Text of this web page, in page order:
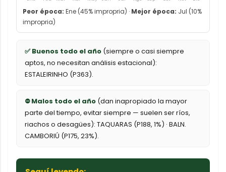
Peor época: Ene (45% impropria) · Mejor época: Jul (10%
impropria)
✅ Buenos todo el año (siempre o casi siempre
aptos, no necesitan análisis estacional):
ESTALEIRINHO (P363).
⛔ Malos todo el año (dan inapropiado la mayor
parte del tiempo, evitar siempre — suelen ser ríos,
riachos o desagües): TAQUARAS (P188, 1%) · BALN.
CAMBORIÚ (P175, 23%).